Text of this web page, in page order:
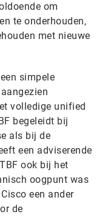
om
te onderhouden,
met nieuwe
simpele
volledige unified
begeleidt bij
als bij de
een adviserende
ook bij het
oogpunt was
een ander
de